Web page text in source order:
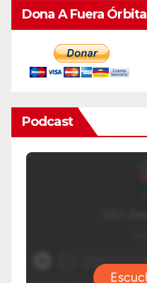
Dona A Fuera Órbita
Podcast